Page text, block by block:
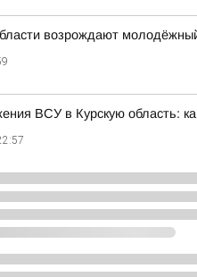
возрождают
ВСУ в Курскую область: